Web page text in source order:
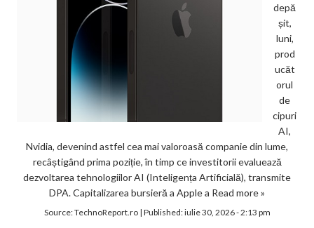
depă
șit,
luni,
prod
ucăt
orul
de
cipuri
AI,
Nvidia, devenind astfel cea mai valoroasă companie din lume,
recâștigând prima poziție, în timp ce investitorii evaluează
dezvoltarea tehnologiilor AI (Inteligența Artificială), transmite
DPA. Capitalizarea bursieră a Apple a Read more »
Source:TechnoReport.ro| Published:iulie 30, 2026 - 2:13 pm